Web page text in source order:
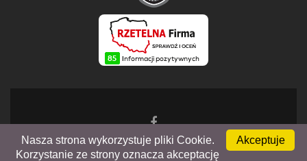
Go
Facebook
Zerif Lite Powered byWordPress
Akceptuje
Nasza strona wykorzystuje pliki Cookie.
Korzystanie ze strony oznacza akceptację